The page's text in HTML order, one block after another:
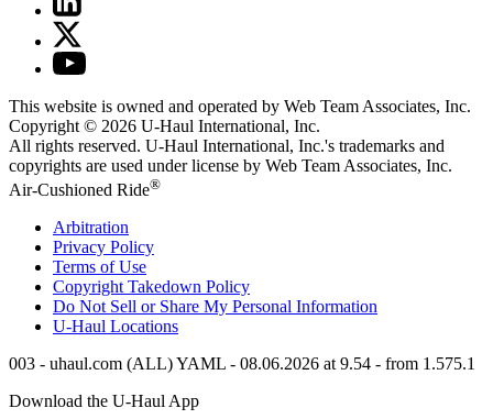
This website is owned and operated by Web Team Associates, Inc.
Copyright © 2026 U-Haul International, Inc.
All rights reserved. U-Haul International, Inc.'s trademarks and
copyrights are used under license by Web Team Associates, Inc.
Air-Cushioned Ride®
Arbitration
Privacy Policy
Terms of Use
Copyright Takedown Policy
Do Not Sell or Share My Personal Information
U-Haul Locations
003 - uhaul.com (ALL) YAML - 08.06.2026 at 9.54 - from 1.575.1
Download the U-Haul App